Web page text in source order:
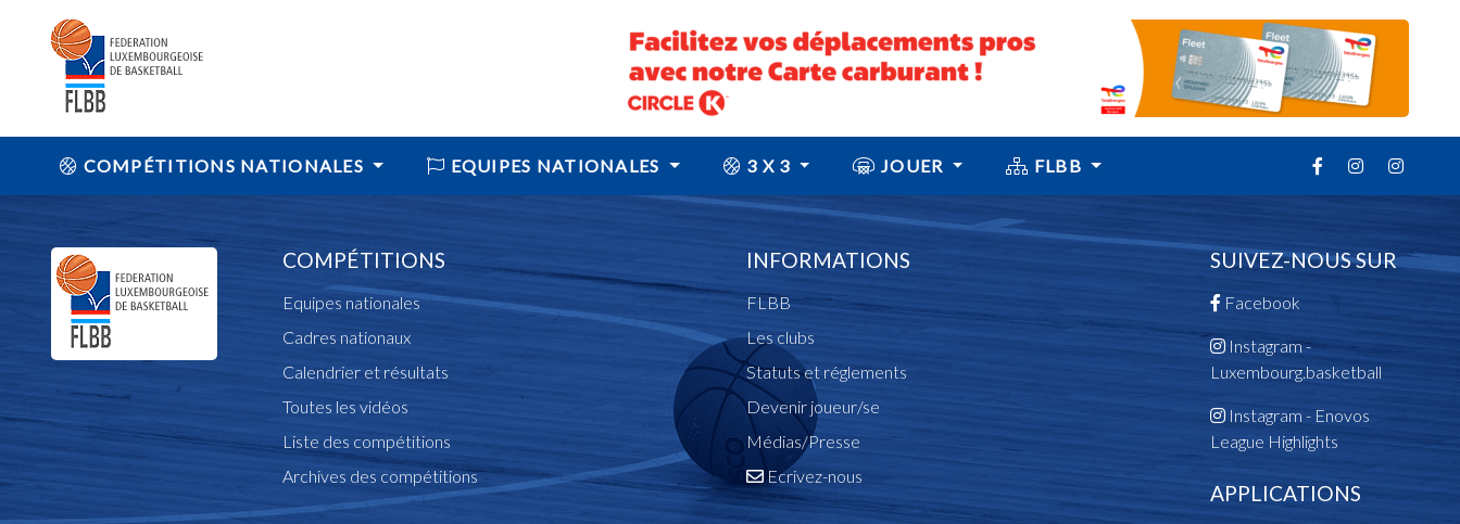
COMPÉTITIONS NATIONALES EQUIPES NATIONALES 3 X 3 JOUER FLBB
COMPÉTITIONS
Equipes nationales
Cadres nationaux
Calendrier et résultats
Toutes les vidéos
Liste des compétitions
Archives des compétitions
INFORMATIONS
FLBB
Les clubs
Statuts et réglements
Devenir joueur/se
Médias/Presse
Ecrivez-nous
SUIVEZ-NOUS SUR
Facebook
Instagram -
Luxembourg.basketball
Instagram - Enovos
League Highlights
APPLICATIONS